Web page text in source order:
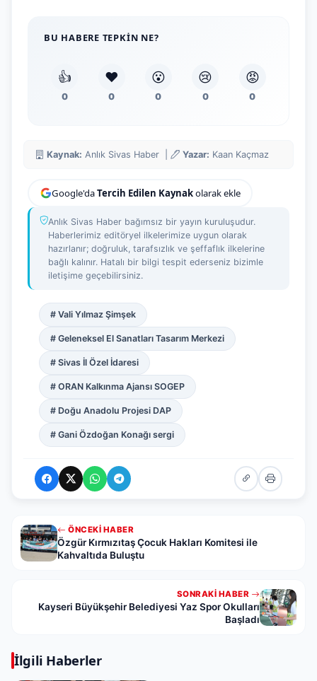
BU HABERE TEPKIN NE?
👍
0
❤️
0
😮
0
😢
0
😡
0
Kaynak: Anlık Sivas Haber | Yazar: Kaan Kaçmaz
Google'daTercih Edilen Kaynakolarak ekle
Anlık Sivas Haber bağımsız bir yayın kuruluşudur.
Haberlerimiz editöryel ilkelerimize uygun olarak
hazırlanır; doğruluk, tarafsızlık ve şeffaflık ilkelerine
bağlı kalınır. Hatalı bir bilgi tespit ederseniz bizimle
iletişime geçebilirsiniz.
# Vali Yılmaz Şimşek
# Geleneksel El Sanatları Tasarım Merkezi
# Sivas İl Özel İdaresi
# ORAN Kalkınma Ajansı SOGEP
# Doğu Anadolu Projesi DAP
# Gani Özdoğan Konağı sergi
ÖNCEKI HABER
Özgür Kırmızıtaş Çocuk Hakları Komitesi ile
Kahvaltıda Buluştu
SONRAKI HABER
Kayseri Büyükşehir Belediyesi Yaz Spor Okulları
Başladı
İlgili Haberler